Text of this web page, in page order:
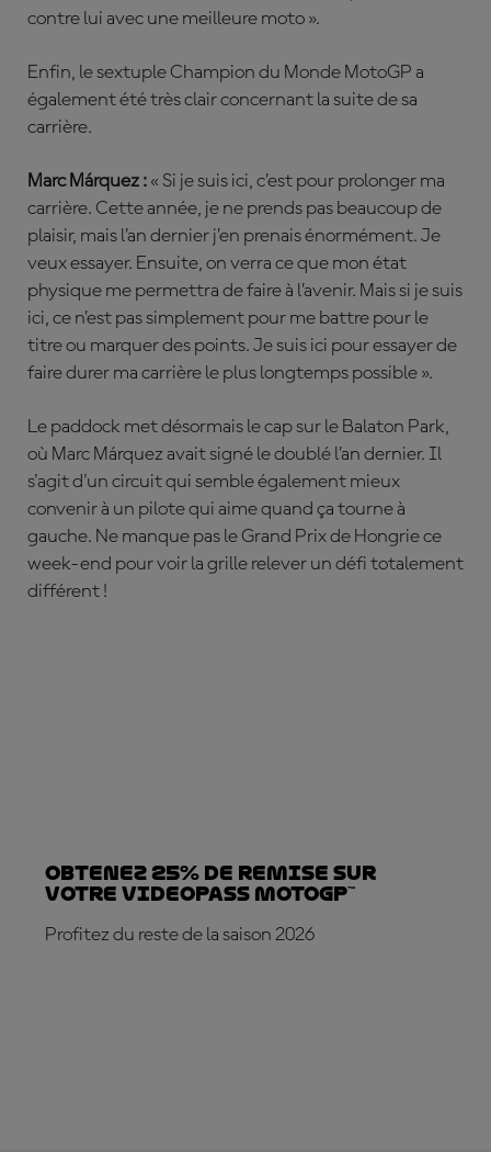
contre lui avec une meilleure moto ».
Enfin, le sextuple Champion du Monde MotoGP a
également été très clair concernant la suite de sa
carrière.
Marc Márquez : « Si je suis ici, c’est pour prolonger ma
carrière. Cette année, je ne prends pas beaucoup de
plaisir, mais l’an dernier j’en prenais énormément. Je
veux essayer. Ensuite, on verra ce que mon état
physique me permettra de faire à l’avenir. Mais si je suis
ici, ce n’est pas simplement pour me battre pour le
titre ou marquer des points. Je suis ici pour essayer de
faire durer ma carrière le plus longtemps possible ».
Le paddock met désormais le cap sur le Balaton Park,
où Marc Márquez avait signé le doublé l’an dernier. Il
s'agit d'un circuit qui semble également mieux
convenir à un pilote qui aime quand ça tourne à
gauche. Ne manque pas le Grand Prix de Hongrie ce
week-end pour voir la grille relever un défi totalement
différent !
Obtenez 25% de REMISE sur
votre VideoPass MotoGP™
Profitez du reste de la saison 2026